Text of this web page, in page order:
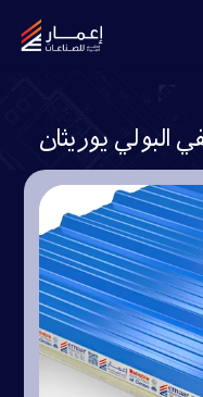
من نحن
المدونات
المعرض
المشاريع
الصفحة الرئيسية